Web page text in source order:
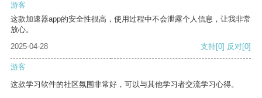
游客
这款加速器app的安全性很高，使用过程中不会泄露个人信息，让我非常
放心。
2025-04-28
支持[0] 反对[0]
游客
这款学习软件的社区氛围非常好，可以与其他学习者交流学习心得。